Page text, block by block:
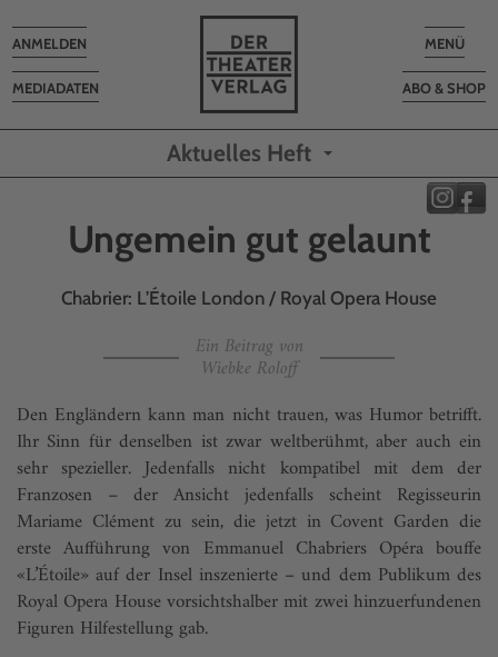
Toggle
MENÜ
ABO & SHOP
MEDIADATEN
Toggle
navigation
ANMELDEN
Aktuelles Heft
Ungemein gut gelaunt
Chabrier: L’Étoile London / Royal Opera House
Ein Beitrag von
Wiebke Roloff
Den Engländern kann man nicht trauen, was Humor betrifft.
Ihr Sinn für denselben ist zwar weltberühmt, aber auch ein
sehr spezieller. Jedenfalls nicht kompatibel mit dem der
Franzosen – der Ansicht jedenfalls scheint Regisseurin
Mariame Clément zu sein, die jetzt in Covent Garden die
erste Aufführung von Emmanuel Chabriers Opéra bouffe
«L’Étoile» auf der Insel inszenierte – und dem Publikum des
Royal Opera House vorsichtshalber mit zwei hinzuerfundenen
Figuren Hilfestellung gab.